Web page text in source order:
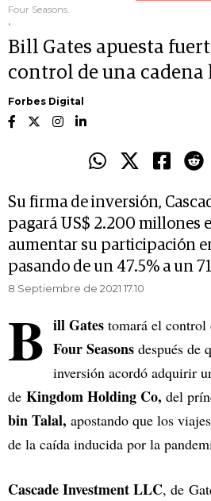
Four Seasons.
.
Bill Gates apuesta
control de una cadena
Forbes Digital
Su firma de inversión,
pagará US$ 2.200 millones
aumentar su participación
pasando de un 47.5% a un
8 Septiembre de 2021 17.10
B ill Gates tomará el control
Four Seasons después de
inversión acordó adquirir
de Kingdom Holding Co, del
bin Talal, apostando que los
de la caída inducida por la
Cascade Investment LLC, de